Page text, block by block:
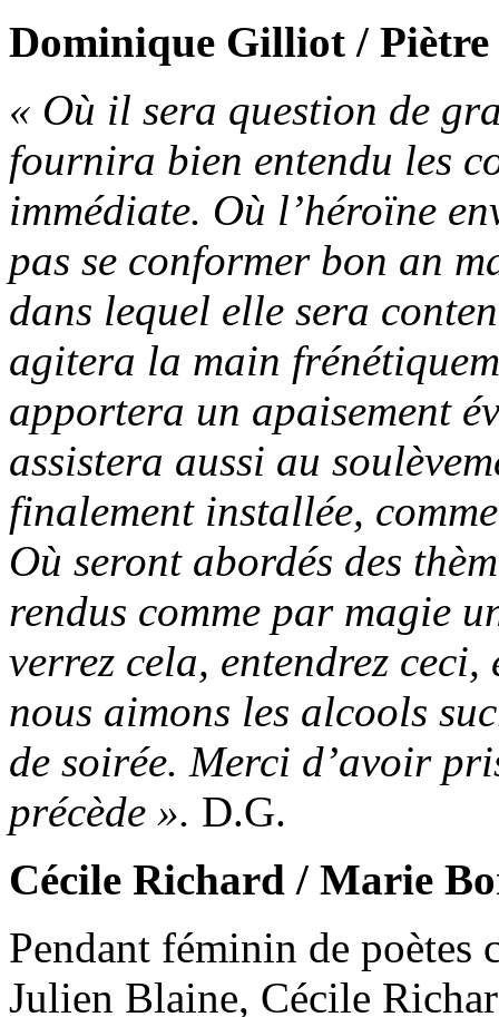
Dominique Gilliot / Piètre
« Où il sera question de
fournira bien entendu les
immédiate. Où l’héroïne
pas se conformer bon an
dans lequel elle sera
agitera la main
apportera un apaisement
assistera aussi au
finalement installée,
Où seront abordés des
rendus comme par magie
verrez cela, entendrez
nous aimons les alcools
de soirée. Merci d’avoir
précède ». D.G.
Cécile Richard / Marie
Pendant féminin de poètes
Julien Blaine, Cécile